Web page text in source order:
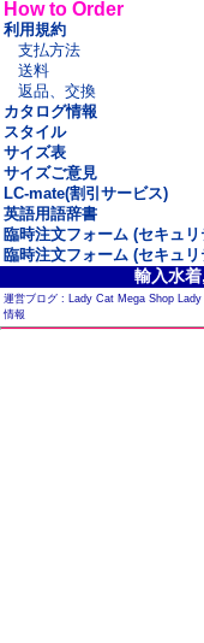
How to Order
利用規約
支払方法
送料
返品、交換
カタログ情報
スタイル
サイズ表
サイズご意見
LC-mate(割引サービス)
英語用語辞書
臨時注文フォーム (セキュ
臨時注文フォーム (セキュ
輸入水
運営ブログ : Lady Cat Mega Shop
情報